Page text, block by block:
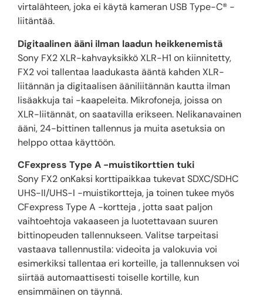
virtalähteen, joka ei käytä kameran USB Type-C® -
liitäntää.
Digitaalinen ääni ilman laadun heikkenemistä
Sony FX2 XLR-kahvayksikkö XLR-H1 on kiinnitetty,
FX2 voi tallentaa laadukasta ääntä kahden XLR-
liitännän ja digitaalisen ääniliitännän kautta ilman
lisäakkuja tai -kaapeleita. Mikrofoneja, joissa on
XLR-liitännät, on saatavilla erikseen. Nelikanavainen
ääni, 24-bittinen tallennus ja muita asetuksia on
helppo ottaa käyttöön.
CFexpress Type A -muistikorttien tuki
Sony FX2 onKaksi korttipaikkaa tukevat SDXC/SDHC
UHS-II/UHS-I -muistikortteja, ja toinen tukee myös
CFexpress Type A -kortteja , jotta saat paljon
vaihtoehtoja vakaaseen ja luotettavaan suuren
bittinopeuden tallennukseen. Valitse tarpeitasi
vastaava tallennustila: videoita ja valokuvia voi
esimerkiksi tallentaa eri korteille, ja tallennuksen voi
siirtää automaattisesti toiselle kortille, kun
ensimmäinen on täynnä.